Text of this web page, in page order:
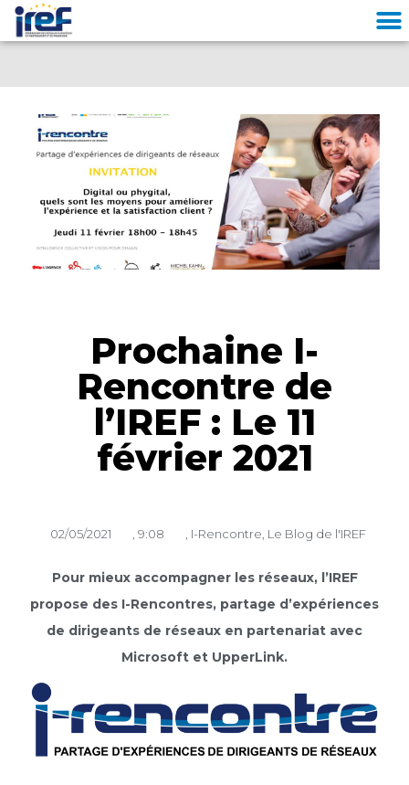
Prochaine I-
Rencontre de
l’IREF : Le 11
février 2021
02/05/2021 9:08 I-Rencontre Le Blog de l'IREF
Pour mieux accompagner les réseaux, l’IREF
propose des I-Rencontres, partage d’expériences
de dirigeants de réseaux en partenariat avec
Microsoft et UpperLink.
Cookies management panel